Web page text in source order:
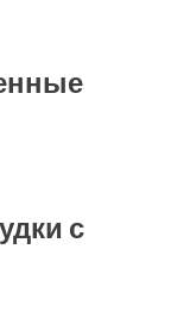
с